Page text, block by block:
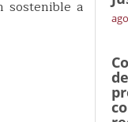
sostenible a